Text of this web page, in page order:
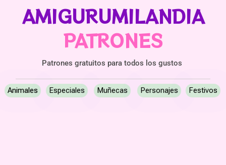
AMIGURUMILANDIA
PATRONES
Patrones gratuitos para todos los gustos
Animales Especiales Muñecas Personajes Festivos